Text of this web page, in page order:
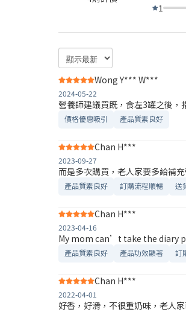
1
Wong Y*** W***
2024-05-22
營養師建議買既，食左3罐之後，
價格優惠吸引 產品質素良好
Chan H***
2023-09-27
而是多次購買，老人家要多給補
產品質素良好 訂購流程順暢 送
Chan H***
2023-04-16
My mom can’t take the diary
產品質素良好 產品功效顯著 訂
Chan H***
2022-04-01
好香，好滑，不很重奶味，老人